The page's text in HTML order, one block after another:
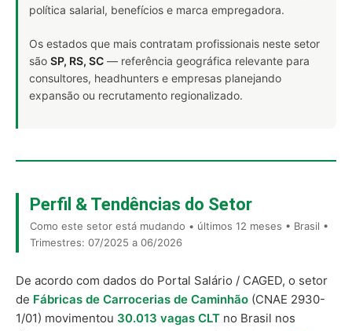
política salarial, benefícios e marca empregadora.
Os estados que mais contratam profissionais neste setor
são SP, RS, SC — referência geográfica relevante para
consultores, headhunters e empresas planejando
expansão ou recrutamento regionalizado.
Perfil & Tendências do Setor
Como este setor está mudando • últimos 12 meses • Brasil •
Trimestres: 07/2025 a 06/2026
De acordo com dados do Portal Salário / CAGED, o setor
de Fábricas de Carrocerias de Caminhão (CNAE 2930-
1/01) movimentou 30.013 vagas CLT no Brasil nos